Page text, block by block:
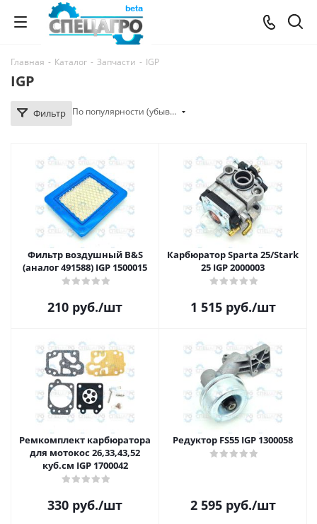
Главная - Каталог - Запчасти - IGP
IGP
Фильтр По популярности (убывание)
Фильтр воздушный B&S
(аналог 491588) IGP 1500015
210 руб./шт
Карбюратор Sparta 25/Stark
25 IGP 2000003
1 515руб./шт
Ремкомплект карбюратора
для мотокос 26,33,43,52
куб.см IGP 1700042
330 руб./шт
Редуктор FS55 IGP 1300058
2 595руб./шт